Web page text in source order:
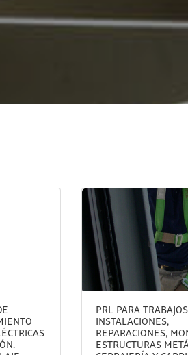
PRL PARA
INSTALACIONES,
REPARACIONES,
ESTRUCTURAS